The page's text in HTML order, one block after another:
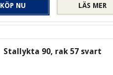
LÄS MER
KÖP NU
Stallykta 90, rak 57 svart